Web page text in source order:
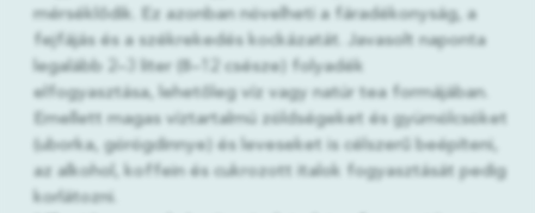
mérséklődik. Ez azonban növelheti a fáradékonyság, a
fejfájás és a székrekedés kockázatát. Javasolt naponta
legalább 2–3 liter (8–12 csésze) folyadék
elfogyasztása, lehetőleg víz vagy natúr tea formájában.
Emellett magas víztartalmú zöldségeket és gyümölcsöket
(uborka, görögdinnye) és leveseket is célszerű beépíteni,
az alkohol, koffein és cukrozott italok fogyasztását pedig
korlátozni.